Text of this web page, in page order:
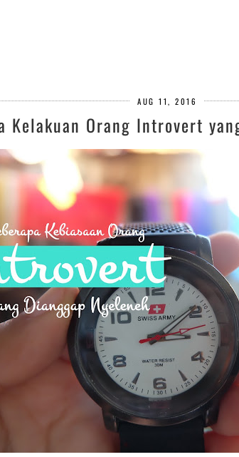
AUG 11, 2016
Kelakuan Orang Introvert